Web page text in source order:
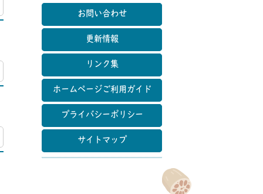
マップ
お問い合わせ
更新情報
リンク集
ホームページご利用ガイド
プライバシーポリシー
サイトマップ